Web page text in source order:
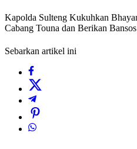
Kapolda Sulteng Kukuhkan
Cabang Touna dan Berikan
Sebarkan artikel ini